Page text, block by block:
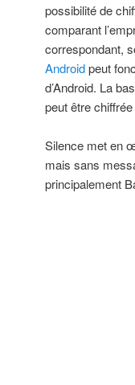
possibilité de
comparant
correspondant,
Androidpeut
d’Android. La
peut être
Silence met en
mais sans
principalement